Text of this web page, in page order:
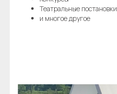
Театральные постановки
и многое другое